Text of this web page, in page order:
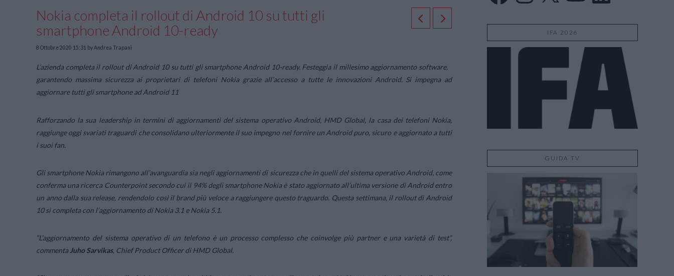
Nokia completa il rollout di Android 10 su tutti gli
smartphone Android 10-ready
8 Ottobre 2020 15:31 by Andrea Trapani
L’azienda completa il rollout di Android 10 su tutti gli smartphone Android 10-ready. Festeggia il millesimo aggiornamento software,
garantendo massima sicurezza ai proprietari di telefoni Nokia grazie all’accesso a tutte le innovazioni Android. Si impegna ad
aggiornare tutti gli smartphonead Android 11
Rafforzando la sua leadership in termini di aggiornamenti del sistema operativo Android, HMD Global, la casa dei telefoni Nokia,
raggiunge oggi svariati traguardi che consolidano ulteriormente il suo impegno nel fornire un Android puro, sicuro e aggiornato a tutti
i suoi fan.
Gli smartphone Nokia rimangono all’avanguardia sia negli aggiornamenti di sicurezza che in quelli del sistema operativo Android, come
conferma una ricerca Counterpoint secondo cui il 94% degli smartphone Nokia è stato aggiornato all’ultima versione di Android entro
un anno dalla sua release, rendendolo così il brand più veloce a raggiungere questo traguardo. Questa settimana, il rollout di Android
10 si completa con l’aggiornamento di Nokia 3.1 e Nokia 5.1.
“L’aggiornamento del sistema operativo di un telefono è un processo complesso che coinvolge più partner e una varietà di test”,
commentaJuho Sarvikas, Chief Product Officer di HMD Global.
IFA 2026
GUIDA TV